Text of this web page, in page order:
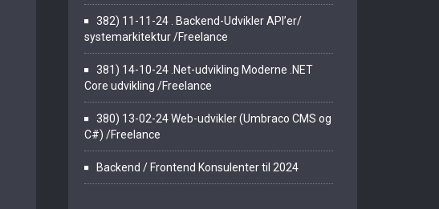
382) 11-11-24 . Backend-Udvikler API’er/
systemarkitektur /Freelance
381) 14-10-24 .Net-udvikling Moderne .NET
Core udvikling /Freelance
380) 13-02-24 Web-udvikler (Umbraco CMS og
C#) /Freelance
Backend / Frontend Konsulenter til 2024